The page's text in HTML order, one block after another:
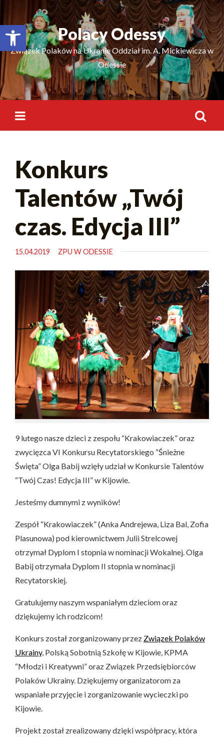
Відкрити Панель інструментівPolacy Odessy
Związek Polaków na Ukranie Oddział im. A. Mickiewicza w
Odessie
Konkurs
Talentów „Twój
czas. Edycja III”
15.04.2019 ZPU W ODESSIE
9 lutego nasze dzieci z zespołu “Krakowiaczek” oraz
zwycięzca VI Konkursu Recytatorskiego “Śnieżne
Święta” Olga Babij wzięły udział w Konkursie Talentów
“Twój Czas! Edycja III” w Kijowie.
Jesteśmy dumnymi z wyników!
Zespół “Krakowiaczek” (Anka Andrejewa, Liza Bal, Zofia
Plasunowa) pod kierownictwem Julii Strelcowej
otrzymał Dyplom I stopnia w nominacji Wokalnej. Olga
Babij otrzymała Dyplom II stopnia w nominacji
Recytatorskiej.
Gratulujemy naszym wspaniałym dzieciom oraz
dziękujemy ich rodzicom!
Konkurs został zorganizowany przez Związek Polaków
Ukrainy, Polską Sobotnią Szkołę w Kijowie, KPMA
“Młodzi i Kreatywni” oraz Związek Przedsiębiorców
Polaków Ukrainy. Dziękujemy organizatorom za
wspaniałe przyjęcie i zorganizowanie wycieczki po
Kijowie.
Projekt został zrealizowany dzięki współpracy, która